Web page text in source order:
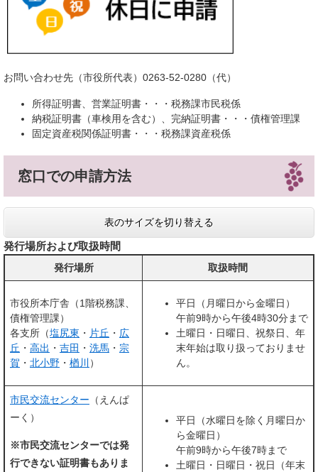
お問い合わせ先（市役所代表）0263-52-0280（代）
所得証明書、営業証明書・・・税務課市民税係
納税証明書（車検用を含む）、完納証明書・・・債権管理課
固定資産税関係証明書・・・税務課資産税係
窓口での申請方法
表のサイズを切り替える
発行場所および取扱時間
発行場所 取扱時間
市役所本庁舎（1階税務課、
債権管理課）
各支所（塩尻東 ・ 片丘 ・ 広
丘 ・ 高出 ・ 吉田 ・ 洗馬 ・ 宗
賀 ・​​ 北小野 ・​ 楢川 ）
平日（月曜日から金曜日）
午前9時から午後4時30分まで
土曜日・日曜日、祝祭日、年
末年始は取り扱っておりませ
ん。
市民交流センター （えんぱ
ーく）
※市民交流センターでは発
行できない証明書もありま
平日（水曜日を除く月曜日か
ら金曜日）
午前9時から午後7時まで
土曜日・日曜日・祝日（年末